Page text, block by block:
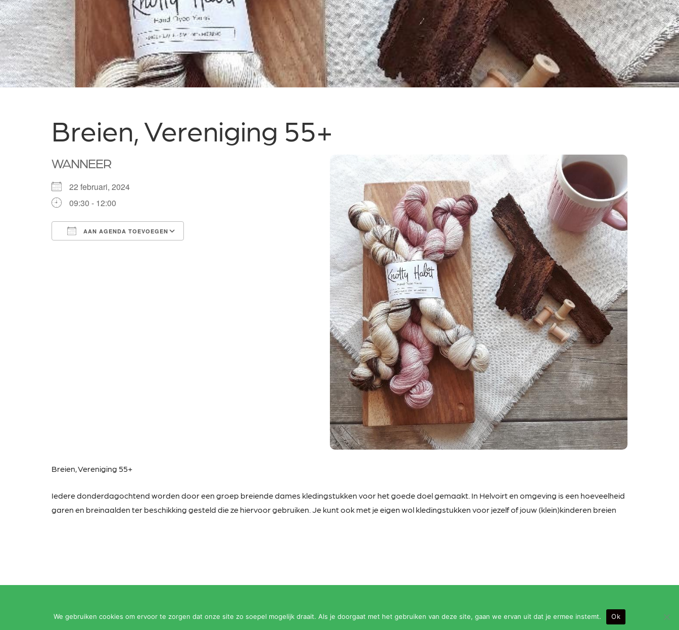
Breien, Vereniging 55+
WANNEER
22 februari, 2024
09:30 - 12:00
AAN AGENDA TOEVOEGEN
Breien,Vereniging 55+
Iedere donderdagochtend worden door een groep breiende dames kledingstukken voor het goede doel gemaakt. In Helvoirt en omgeving is een hoeveelheid
garen en breinaalden ter beschikking gesteld die ze hiervoor gebruiken. Je kunt ook met je eigen wol kledingstukken voor jezelf of jouw (klein)kinderen breien
We gebruiken cookies om ervoor te zorgen dat onze site zo soepel mogelijk draait. Als je doorgaat met het gebruiken van deze site, gaan we ervan uit dat je ermee instemt. Ok